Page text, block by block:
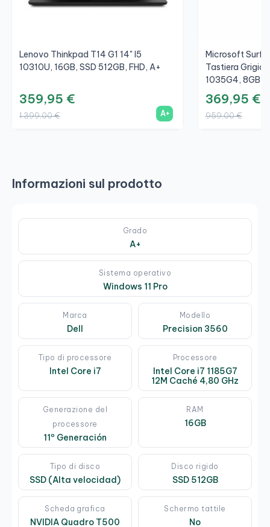
Lenovo Thinkpad T14 G1 14" I5
10310U, 16GB, SSD 512GB, FHD, A+
359,95 €
1.399,00 € A+
Microsoft
Tastiera
1035G4, 8GB,
369,95 €
959,00 €
Informazioni sul prodotto
Grado
A+
Sistema operativo
Windows 11 Pro
Marca
Dell
Modello
Precision 3560
Tipo di processore
Intel Core i7
Processore
Intel Core i7 1185G7
12M Caché 4,80 GHz
Generazione del
processore
11º Generación
RAM
16GB
Tipo di disco
SSD (Alta velocidad)
Disco rigido
SSD 512GB
Scheda grafica
NVIDIA Quadro T500
Schermo tattile
No